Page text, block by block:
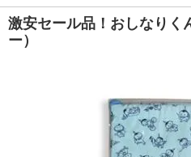
激安セール品！おしなりく
ー）